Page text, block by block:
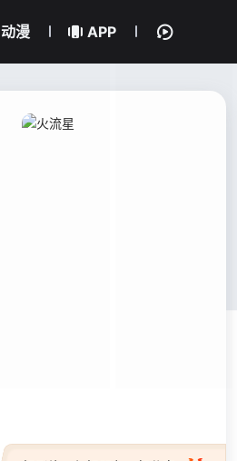
动漫 APP